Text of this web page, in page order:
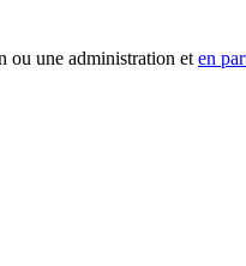
ou une administration et en